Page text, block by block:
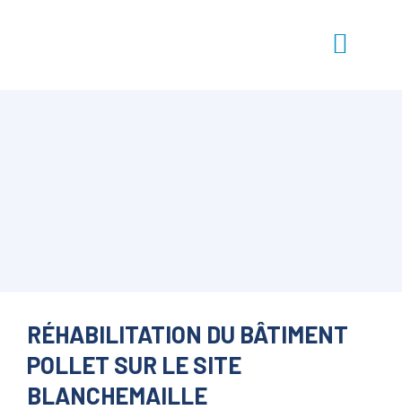
RÉHABILITATION DU BÂTIMENT
POLLET SUR LE SITE
BLANCHEMAILLE